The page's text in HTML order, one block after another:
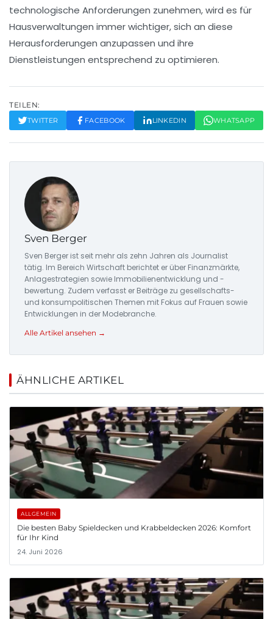
technologische Anforderungen zunehmen, wird es für
Hausverwaltungen immer wichtiger, sich an diese
Herausforderungen anzupassen und ihre
Dienstleistungen entsprechend zu optimieren.
TEILEN:
TWITTER FACEBOOK LINKEDIN WHATSAPP
Sven Berger
Sven Berger ist seit mehr als zehn Jahren als Journalist
tätig. Im Bereich Wirtschaft berichtet er über Finanzmärkte,
Anlagestrategien sowie Immobilienentwicklung und -
bewertung. Zudem verfasst er Beiträge zu gesellschafts-
und konsumpolitischen Themen mit Fokus auf Frauen sowie
Entwicklungen in der Modebranche.
Alle Artikel ansehen →
ÄHNLICHE ARTIKEL
ALLGEMEIN
Die besten Baby Spieldecken und Krabbeldecken 2026: Komfort
für Ihr Kind
24. Juni 2026